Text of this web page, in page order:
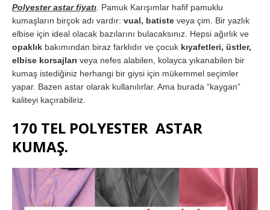
Polyester astar fiyatı. Pamuk Karışımlar hafif pamuklu
kumaşların birçok adı vardır: vual, batiste veya çim. Bir yazlık
elbise için ideal olacak bazılarını bulacaksınız. Hepsi ağırlık ve
opaklık bakımından biraz farklıdır ve çocuk kıyafetleri, üstler,
elbise korsajları veya nefes alabilen, kolayca yıkanabilen bir
kumaş istediğiniz herhangi bir giysi için mükemmel seçimler
yapar. Bazen astar olarak kullanılırlar. Ama burada “kaygan”
kaliteyi kaçırabiliriz.
170 TEL POLYESTER ASTAR
KUMAŞ.